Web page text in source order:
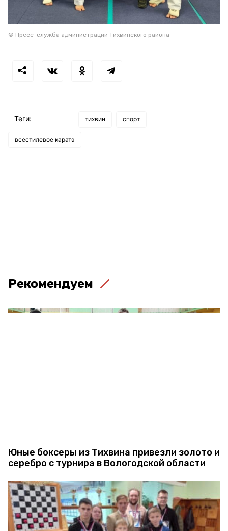
© Пресс-служба администрации Тихвинского района
Теги: тихвин спорт
всестилевое каратэ
Рекомендуем
Юные боксеры из Тихвина привезли золото и
серебро с турнира в Вологодской области